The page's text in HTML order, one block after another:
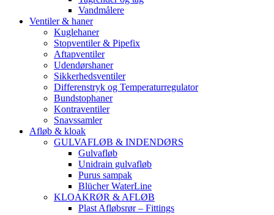
Vandmålere
Ventiler & haner
Kuglehaner
Stopventiler & Pipefix
Aftapventiler
Udendørshaner
Sikkerhedsventiler
Differenstryk og Temperaturregulator
Bundstophaner
Kontraventiler
Snavssamler
Afløb & kloak
GULVAFLØB & INDENDØRS
Gulvafløb
Unidrain gulvafløb
Purus sampak
Blücher WaterLine
KLOAKRØR & AFLØB
Plast Afløbsrør – Fittings